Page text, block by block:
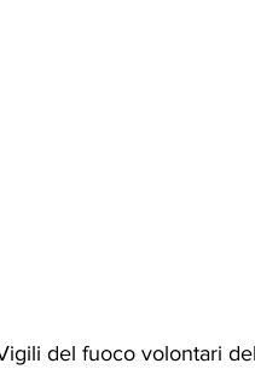
del fuoco volontari